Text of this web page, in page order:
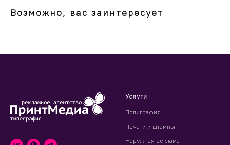
Возможно, вас заинтересует
Услуги
Полиграфия
Печати и штампы
Наружная реклама